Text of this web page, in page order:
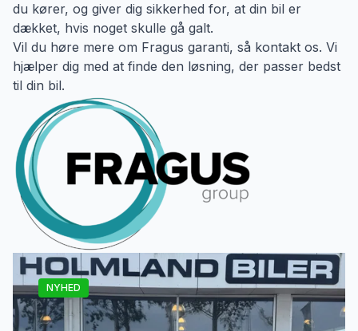
du kører, og giver dig sikkerhed for, at din bil er
dækket, hvis noget skulle gå galt.
Vil du høre mere om Fragus garanti, så kontakt os. Vi
hjælper dig med at finde den løsning, der passer bedst
til din bil.
NYHED